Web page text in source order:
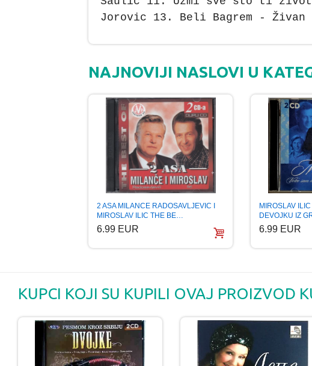
Jorovic 13. Beli Bagrem - Živan
NAJNOVIJI NASLOVI U
2 ASA MILANCE RADOSAVLJEVIC I
MIROSLAV ILIC THE BE…
6.99 EUR
MIROSLAV
DEVOJKU IZ
6.99 EUR
KUPCI KOJI SU KUPILI OVAJ PROIZVOD